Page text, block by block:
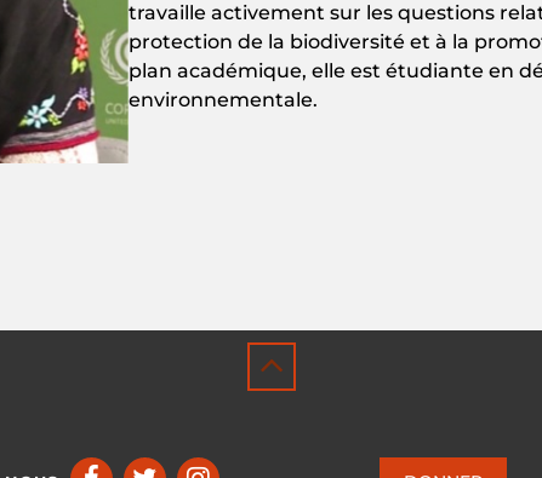
travaille activement sur les questions
protection de la biodiversité et à la
plan académique, elle est étudiante en
environnementale.